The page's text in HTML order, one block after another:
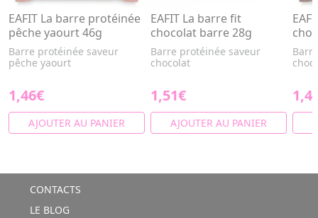
EAFIT La barre protéinée
pêche yaourt 46g
Barre protéinée saveur
pêche yaourt
1,46€
AJOUTER AU PANIER
EAFIT La barre fit
chocolat barre 28g
Barre protéinée saveur
chocolat
1,51€
AJOUTER AU PANIER
CONTACTS
LE BLOG